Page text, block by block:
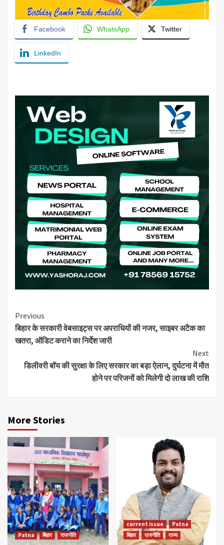
Facebook WhatsApp Twitter
LinkedIn
Continue
Reading
Previous
बिहार के सरकारी वेबसाइट्स पर अपराधियों की नजर, साइबर अटैक का
खतरा, ऑडिट कराने का निर्देश जारी
Next
डिलीवरी बॉय की सुरक्षा के लिए सरकार का बड़ा ऐलान, दुर्घटना में मौत
होने पर परिजनों को मिलेगी दो लाख की राशि
More Stories
Patna बिहार राजनीति
current issue
Patna
बिहार
राजनीति राज्य